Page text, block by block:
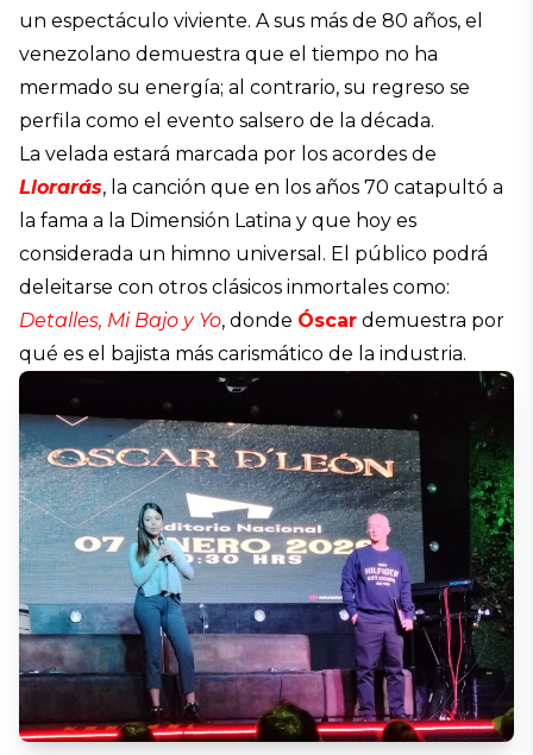
un espectáculo viviente. A sus más de 80 años, el
venezolano demuestra que el tiempo no ha
mermado su energía; al contrario, su regreso se
perfila como el evento salsero de la década.
La velada estará marcada por los acordes de
Llorarás, la canción que en los años 70 catapultó a
la fama a la Dimensión Latina y que hoy es
considerada un himno universal. El público podrá
deleitarse con otros clásicos inmortales como:
Detalles, Mi Bajo y Yo, donde Óscar demuestra por
qué es el bajista más carismático de la industria.